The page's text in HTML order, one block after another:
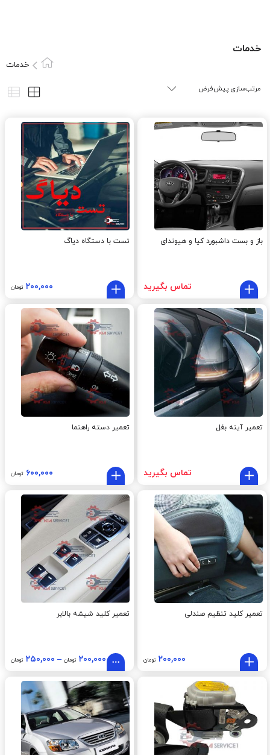
خدمات
خدمات
باز و بست داشبورد کیا و هیوندای
تماس بگیرید
تست با دستگاه دیاگ
۲۰۰,۰۰۰ تومان
تعمير آينه بغل
تماس بگیرید
تعمیر دسته راهنما
۶۰۰,۰۰۰ تومان
تعمیر کلید تنظیم صندلی
۲۰۰,۰۰۰ تومان
تعمیر کلید شیشه بالابر
۲۰۰,۰۰۰ تومان – ۲۵۰,۰۰۰ تومان